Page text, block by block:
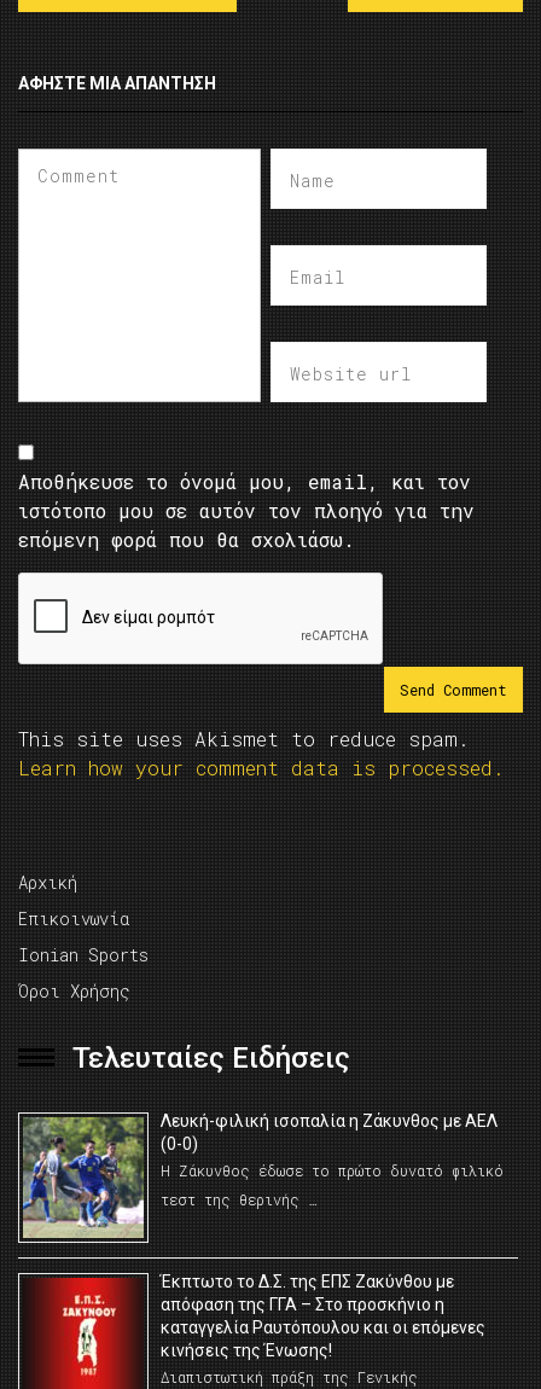
ΑΦΉΣΤΕ ΜΙΑ ΑΠΆΝΤΗΣΗ
Αποθήκευσε το όνομά μου, email, και τον
ιστότοπο μου σε αυτόν τον πλοηγό για την
επόμενη φορά που θα σχολιάσω.
This site uses Akismet to reduce spam.
Learn how your comment data is processed.
Αρχική
Επικοινωνία
Ionian Sports
Όροι Χρήσης
Τελευταίες Ειδήσεις
Λευκή-φιλική ισοπαλία η Ζάκυνθος με ΑΕΛ
(0-0)
Η Ζάκυνθος έδωσε το πρώτο δυνατό φιλικό
τεστ της θερινής …
Έκπτωτο το Δ.Σ. της ΕΠΣ Ζακύνθου με
απόφαση της ΓΓΑ – Στο προσκήνιο η
καταγγελία Ραυτόπουλου και οι επόμενες
κινήσεις της Ένωσης!
Διαπιστωτική πράξη της Γενικής